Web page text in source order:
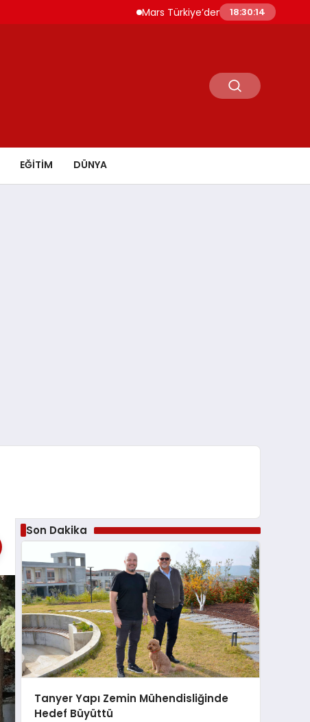
Mars Türkiye’den “Köpeğini İşe Götür Haftası”
18:30:16
EĞİTİM DÜNYA
Son Dakika
Tanyer Yapı Zemin Mühendisliğinde
Hedef Büyüttü